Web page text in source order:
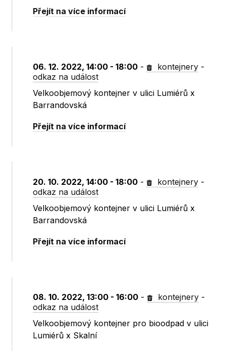
Přejít na více informací
06. 12. 2022, 14:00 - 18:00 - kontejnery -
odkaz na událost
Velkoobjemový kontejner v ulici Lumiérů x
Barrandovská
Přejít na více informací
20. 10. 2022, 14:00 - 18:00 - kontejnery -
odkaz na událost
Velkoobjemový kontejner v ulici Lumiérů x
Barrandovská
Přejít na více informací
08. 10. 2022, 13:00 - 16:00 - kontejnery -
odkaz na událost
Velkoobjemový kontejner pro bioodpad v ulici
Lumiérů x Skalní